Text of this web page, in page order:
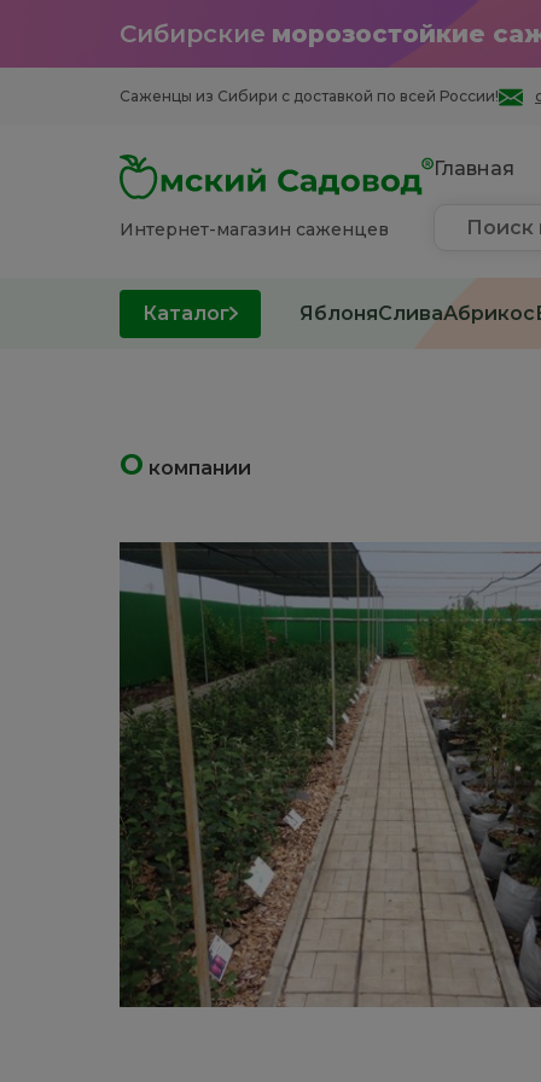
Сибирские морозостойкие
Саженцы из Cибири с доставкой по всей России!
Интернет-магазин саженцев
Главная
Каталог ЯблоняСливаАбрикос
О компании